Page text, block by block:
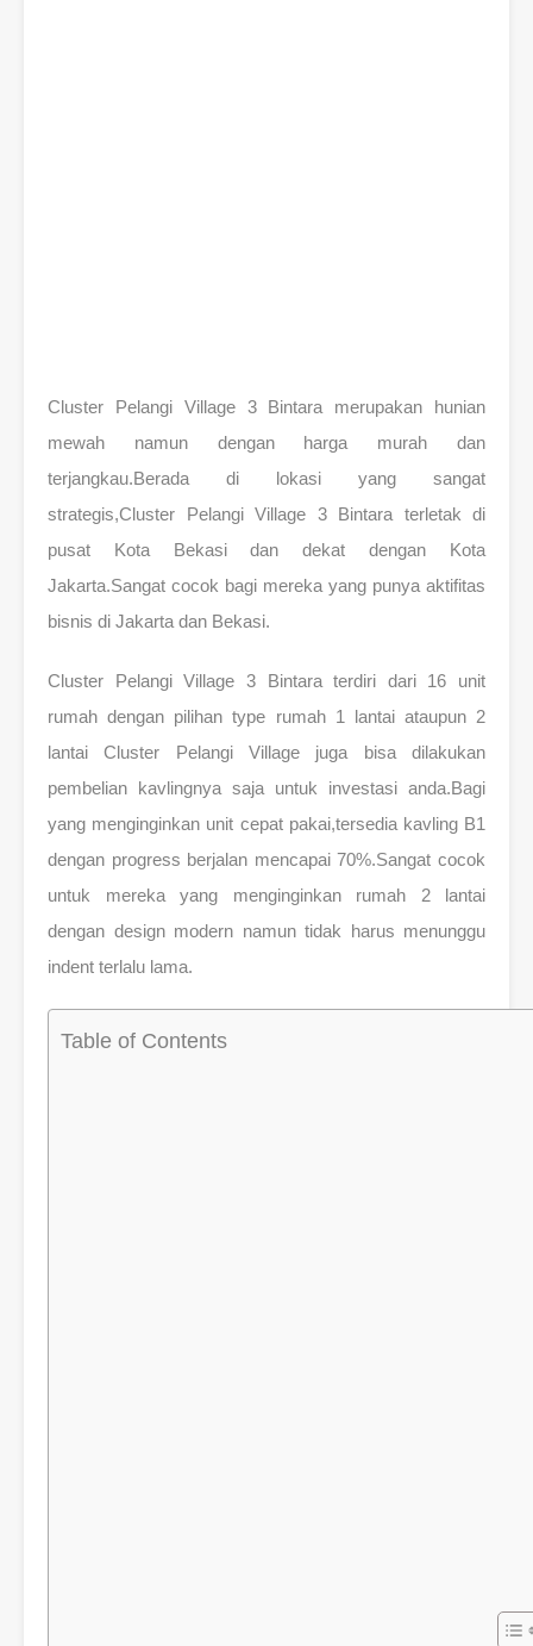
Cluster Pelangi Village 3 Bintara merupakan hunian
mewah namun dengan harga murah dan
terjangkau.Berada di lokasi yang sangat
strategis,Cluster Pelangi Village 3 Bintara terletak di
pusat Kota Bekasi dan dekat dengan Kota
Jakarta.Sangat cocok bagi mereka yang punya aktifitas
bisnis di Jakarta dan Bekasi.
Cluster Pelangi Village 3 Bintara terdiri dari 16 unit
rumah dengan pilihan type rumah 1 lantai ataupun 2
lantai Cluster Pelangi Village juga bisa dilakukan
pembelian kavlingnya saja untuk investasi anda.Bagi
yang menginginkan unit cepat pakai,tersedia kavling B1
dengan progress berjalan mencapai 70%.Sangat cocok
untuk mereka yang menginginkan rumah 2 lantai
dengan design modern namun tidak harus menunggu
indent terlalu lama.
Table of Contents